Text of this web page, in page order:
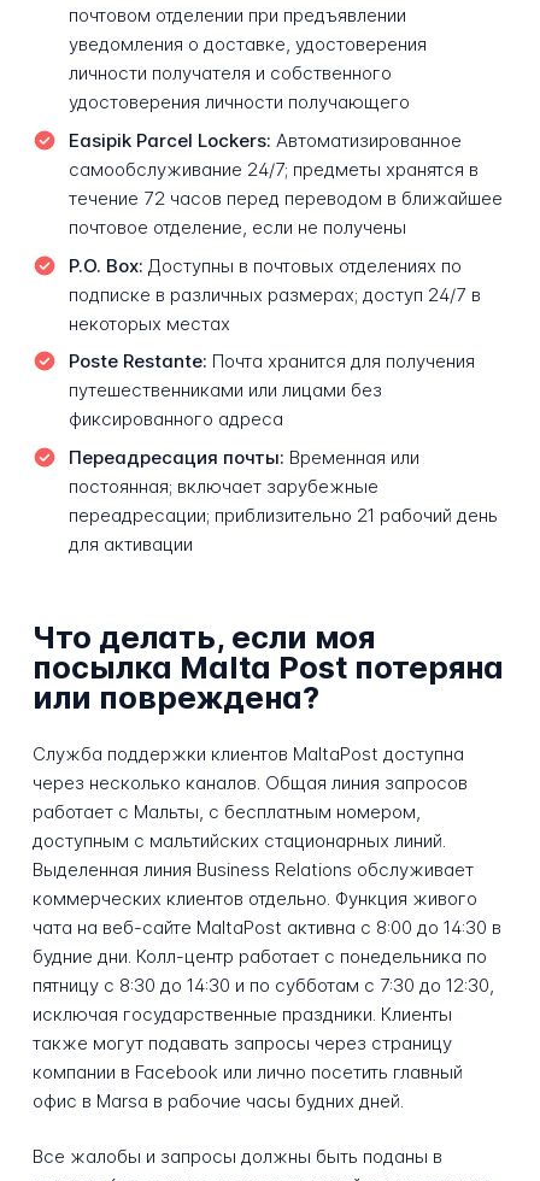
почтовом отделении при предъявлении
уведомления о доставке, удостоверения
личности получателя и собственного
удостоверения личности получающего
Easipik Parcel Lockers: Автоматизированное
самообслуживание 24/7; предметы хранятся в
течение 72 часов перед переводом в ближайшее
почтовое отделение, если не получены
P.O. Box: Доступны в почтовых отделениях по
подписке в различных размерах; доступ 24/7 в
некоторых местах
Poste Restante: Почта хранится для получения
путешественниками или лицами без
фиксированного адреса
Переадресация почты: Временная или
постоянная; включает зарубежные
переадресации; приблизительно 21 рабочий день
для активации
Что делать, если моя
посылка Malta Post потеряна
или повреждена?
Служба поддержки клиентов MaltaPost доступна
через несколько каналов. Общая линия запросов
работает с Мальты, с бесплатным номером,
доступным с мальтийских стационарных линий.
Выделенная линия Business Relations обслуживает
коммерческих клиентов отдельно. Функция живого
чата на веб-сайте MaltaPost активна с 8:00 до 14:30 в
будние дни. Колл-центр работает с понедельника по
пятницу с 8:30 до 14:30 и по субботам с 7:30 до 12:30,
исключая государственные праздники. Клиенты
также могут подавать запросы через страницу
компании в Facebook или лично посетить главный
офис в Marsa в рабочие часы будних дней.
Все жалобы и запросы должны быть поданы в